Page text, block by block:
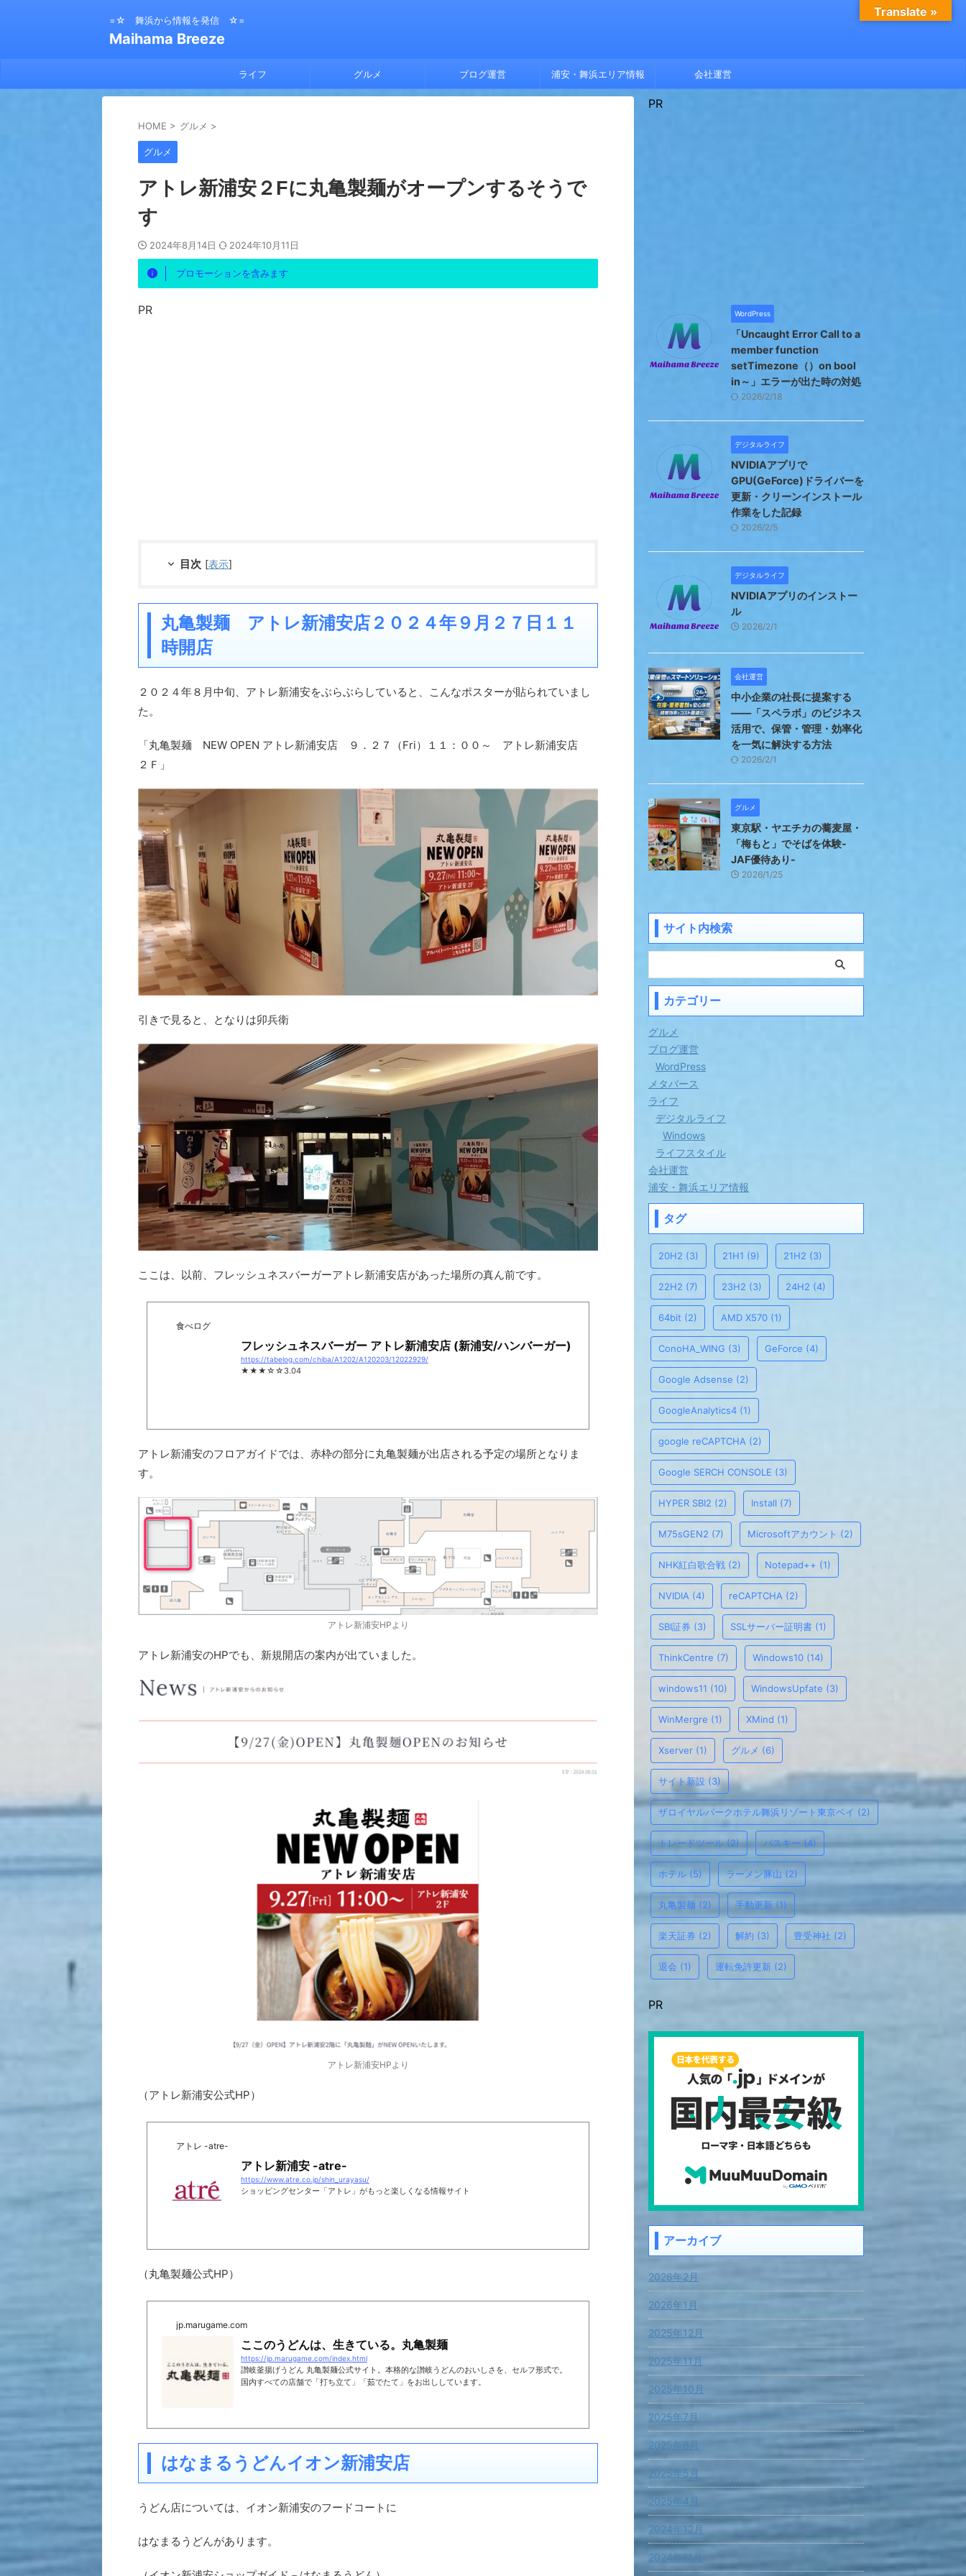
=☆ 舞浜から情報を発信 ☆=
Maihama Breeze
ライフ グルメ ブログ運営 浦安・舞浜エリア情報 会社運営
HOME > グルメ >
グルメ
アトレ新浦安２Fに丸亀製麺がオープンするそうで
す
2024年8月14日 2024年10月11日
プロモーションを含みます
PR
目次 [表示]
丸亀製麺 アトレ新浦安店２０２４年９月２７日１１
時開店
２０２４年８月中旬、アトレ新浦安をぶらぶらしていると、こんなポスターが貼られていまし
た。
「丸亀製麺 NEW OPEN アトレ新浦安店 ９．２７（Fri）１１：００～ アトレ新浦安店
２Ｆ」
引きで見ると、となりは卯兵衛
ここは、以前、フレッシュネスバーガーアトレ新浦安店があった場所の真ん前です。
食べログ
フレッシュネスバーガー アトレ新浦安店 (新浦安/ハンバーガー)
https://tabelog.com/chiba/A1202/A120203/12022929/
★★★☆☆3.04
アトレ新浦安のフロアガイドでは、赤枠の部分に丸亀製麺が出店される予定の場所となりま
す。
アトレ新浦安HPより
アトレ新浦安のHPでも、新規開店の案内が出ていました。
アトレ新浦安HPより
（アトレ新浦安公式HP）
アトレ -atre-
アトレ新浦安 -atre-
https://www.atre.co.jp/shin_urayasu/
ショッピングセンター「アトレ」がもっと楽しくなる情報サイト
（丸亀製麺公式HP）
jp.marugame.com
ここのうどんは、生きている。丸亀製麺
https://jp.marugame.com/index.html
讃岐釜揚げうどん 丸亀製麺公式サイト。本格的な讃岐うどんのおいしさを、セルフ形式で。
国内すべての店舗で「打ち立て」「茹でたて」をお出ししています。
はなまるうどんイオン新浦安店
うどん店については、イオン新浦安のフードコートに
はなまるうどんがあります。
PR
WordPress
「Uncaught Error Call to a
member function
setTimezone（）on bool
in～」エラーが出た時の対処
2026/2/18
デジタルライフ
NVIDIAアプリで
GPU(GeForce)ドライバーを
更新・クリーンインストール
作業をした記録
2026/2/5
デジタルライフ
NVIDIAアプリのインストー
ル
2026/2/1
会社運営
中小企業の社長に提案する
――「スペラボ」のビジネス
活用で、保管・管理・効率化
を一気に解決する方法
2026/2/1
グルメ
東京駅・ヤエチカの蕎麦屋・
「梅もと」でそばを体験-
JAF優待あり-
2026/1/25
サイト内検索
カテゴリー
グルメ
ブログ運営
WordPress
メタバース
ライフ
デジタルライフ
Windows
ライフスタイル
会社運営
浦安・舞浜エリア情報
タグ
20H2 (3) 21H1 (9) 21H2 (3)
22H2 (7) 23H2 (3) 24H2 (4)
64bit (2) AMD X570 (1)
ConoHA_WING (3) GeForce (4)
Google Adsense (2)
GoogleAnalytics4 (1)
google reCAPTCHA (2)
Google SERCH CONSOLE (3)
HYPER SBI2 (2) Install (7)
M75sGEN2 (7) Microsoftアカウント (2)
NHK紅白歌合戦 (2) Notepad++ (1)
NVIDIA (4) reCAPTCHA (2)
SBI証券 (3) SSLサーバー証明書 (1)
ThinkCentre (7) Windows10 (14)
windows11 (10) WindowsUpfate (3)
WinMergre (1) XMind (1)
Xserver (1) グルメ (6)
サイト新設 (3)
ザロイヤルパークホテル舞浜リゾート東京ベイ (2)
トレードツール(2) パスキー (4)
ホテル (5) ラーメン豚山 (2)
丸亀製麺 (2) 手動更新(1)
楽天証券 (2) 解約 (3) 豊受神社 (2)
退会 (1) 運転免許更新 (2)
PR
アーカイブ
2026年2月
2026年1月
2025年12月
2025年11月
2025年10月
2025年7月
2025年6月
2025年5月
2025年4月
2024年12月
2024年11月
Translate »